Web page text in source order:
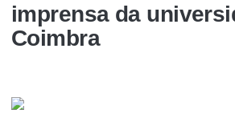
imprensa da
Coimbra